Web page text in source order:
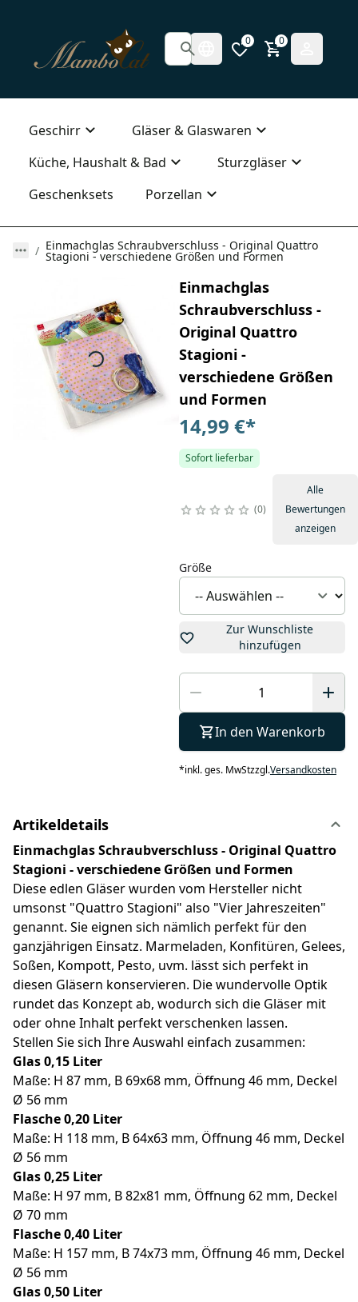
0 0
Geschirr
Gläser & Glaswaren
Küche, Haushalt & Bad
Sturzgläser
Geschenksets
Porzellan
Einmachglas Schraubverschluss - Original Quattro
Stagioni - verschiedene Größen und Formen
Einmachglas
Schraubverschluss -
Original Quattro
Stagioni -
verschiedene Größen
und Formen
14,99 €*
Sofort lieferbar
0
Alle
Bewertungen
anzeigen
Größe
Zur Wunschliste
hinzufügen
In den Warenkorb
*inkl. ges. MwStzzgl.Versandkosten
Artikeldetails
Einmachglas Schraubverschluss - Original Quattro
Stagioni - verschiedene Größen und Formen
Diese edlen Gläser wurden vom Hersteller nicht
umsonst "Quattro Stagioni" also "Vier Jahreszeiten"
genannt. Sie eignen sich nämlich perfekt für den
ganzjährigen Einsatz. Marmeladen, Konfitüren, Gelees,
Soßen, Kompott, Pesto, uvm. lässt sich perfekt in
diesen Gläsern konservieren. Die wundervolle Optik
rundet das Konzept ab, wodurch sich die Gläser mit
oder ohne Inhalt perfekt verschenken lassen.
Stellen Sie sich Ihre Auswahl einfach zusammen:
Glas 0,15 Liter
Maße: H 87 mm, B 69x68 mm, Öffnung 46 mm, Deckel
Ø 56 mm
Flasche 0,20 Liter
Maße: H 118 mm, B 64x63 mm, Öffnung 46 mm, Deckel
Ø 56 mm
Glas 0,25 Liter
Maße: H 97 mm, B 82x81 mm, Öffnung 62 mm, Deckel
Ø 70 mm
Flasche 0,40 Liter
Maße: H 157 mm, B 74x73 mm, Öffnung 46 mm, Deckel
Ø 56 mm
Glas 0,50 Liter